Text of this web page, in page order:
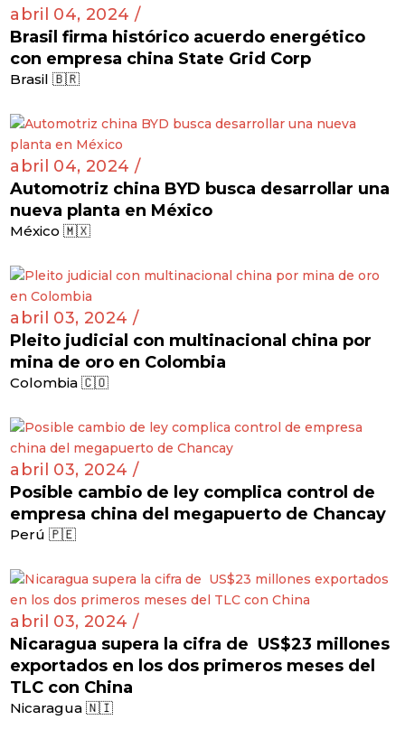
abril 04, 2024 /
Brasil firma histórico acuerdo energético
Brasil 🇧🇷
abril 04, 2024 /
Automotriz china BYD busca desarrollar una
México 🇲🇽
abril 03, 2024 /
Pleito judicial con multinacional china por
Colombia 🇨🇴
abril 03, 2024 /
Posible cambio de ley complica control de
Perú 🇵🇪
abril 03, 2024 /
Nicaragua supera la cifra de US$23 millones
exportados en los dos primeros meses del